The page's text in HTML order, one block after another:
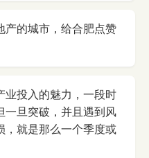
产的城市，给合肥点赞
业投入的魅力，一段时
一旦突破，并且遇到风
，就是那么一个季度或